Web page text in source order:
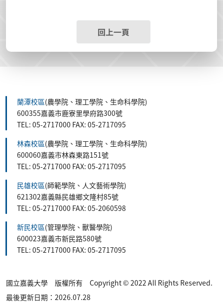
回上一頁
蘭潭校區(農學院、理工學院、生命科學院)
600355嘉義市鹿寮里學府路300號
TEL: 05-2717000 FAX: 05-2717095
林森校區(農學院、理工學院、生命科學院)
600060嘉義市林森東路151號
TEL: 05-2717000 FAX: 05-2717095
民雄校區(師範學院、人文藝術學院)
621302嘉義縣民雄鄉文隆村85號
TEL: 05-2717000 FAX: 05-2060598
新民校區(管理學院、獸醫學院)
600023嘉義市新民路580號
TEL: 05-2717000 FAX: 05-2717095
國立嘉義大學 版權所有 Copyright © 2022 All Rights Reserved.
最後更新日期：2026.07.28